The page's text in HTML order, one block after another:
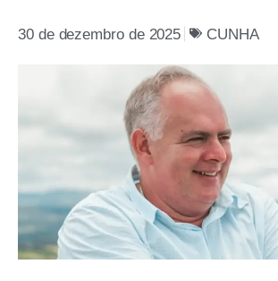
30 de dezembro de 2025 CUNHA